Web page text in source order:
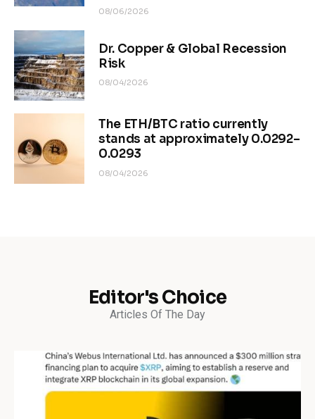
08/06/2026
Dr. Copper & Global Recession
Risk
08/04/2026
The ETH/BTC ratio currently
stands at approximately 0.0292–
0.0293
08/04/2026
Editor's Choice
Articles Of The Day